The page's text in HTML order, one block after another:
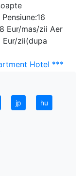
Eur/mas/zii Aer
zii(dupa
Hotel ***
jp hu